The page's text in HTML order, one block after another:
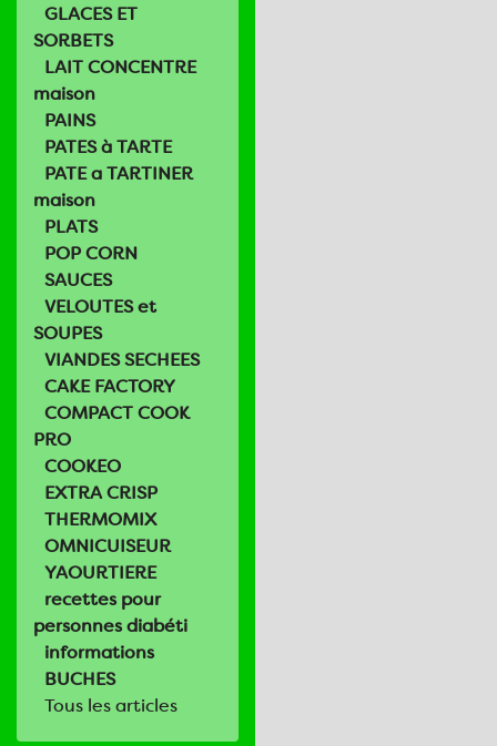
GLACES ET
SORBETS
LAIT CONCENTRE
maison
PAINS
PATES à TARTE
PATE a TARTINER
maison
PLATS
POP CORN
SAUCES
VELOUTES et
SOUPES
VIANDES SECHEES
CAKE FACTORY
COMPACT COOK
PRO
COOKEO
EXTRA CRISP
THERMOMIX
OMNICUISEUR
YAOURTIERE
recettes pour
personnes diabéti
informations
BUCHES
Tous les articles